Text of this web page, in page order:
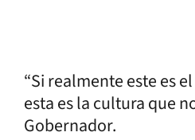
“Si realmente este es
esta es la cultura que
Gobernador.